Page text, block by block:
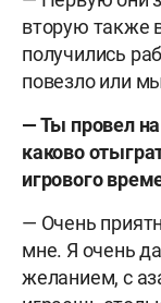
вторую также
получились
повезло или
— Ты провел
каково
игрового
— Очень
мне. Я очень
желанием, с